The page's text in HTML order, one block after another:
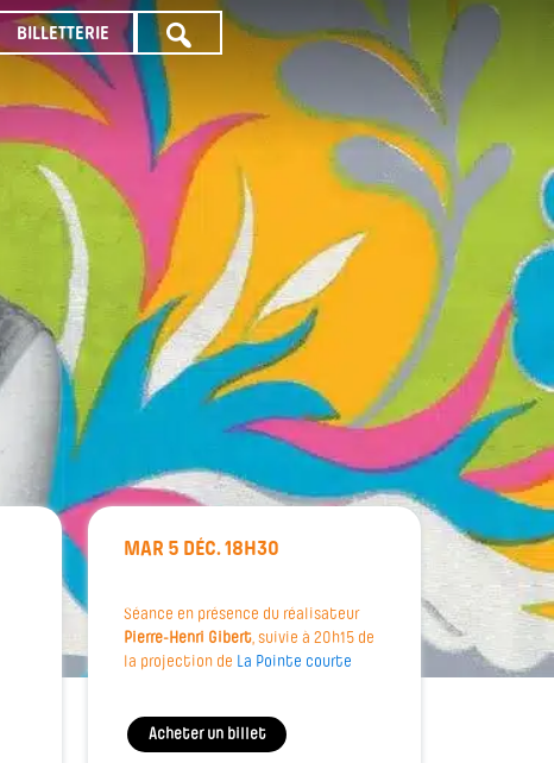
BILLETTERIE
TOUTE
LA
PROGRAMMATION
MAR 5 DÉC. 18H30
Séance en présence du réalisateur
Pierre-Henri Gibert, suivie à 20h15 de
la projection de La Pointe courte
Acheter un billet